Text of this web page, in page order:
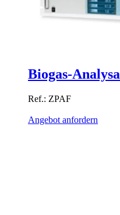
Biogas-
Ref.: ZPAF
Angebot anfordern